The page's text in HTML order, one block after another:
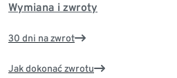
Wymiana i zwroty
30 dni na zwrot
Jak dokonać zwrotu